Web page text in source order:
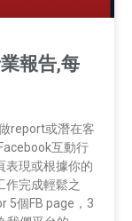
報告,每
report或潛在客
互動行
表現或根據你的
作完成輕鬆之
5個FB page，3